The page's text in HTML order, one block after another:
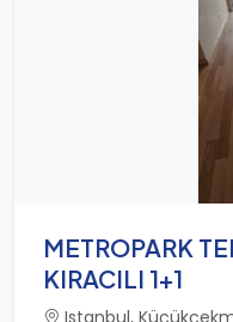
METROPARK
KIRACILI 1+1
Istanbul,